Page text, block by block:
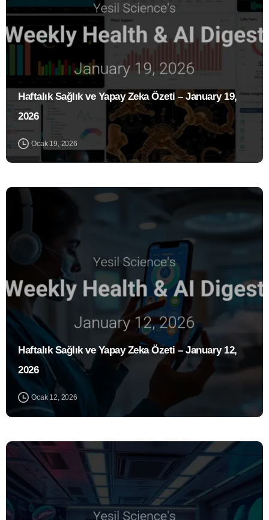
Haftalık Sağlık ve Yapay Zeka Özeti – January 19,
2026
Ocak 19, 2026
Haftalık Sağlık ve Yapay Zeka Özeti – January 12,
2026
Ocak 12, 2026